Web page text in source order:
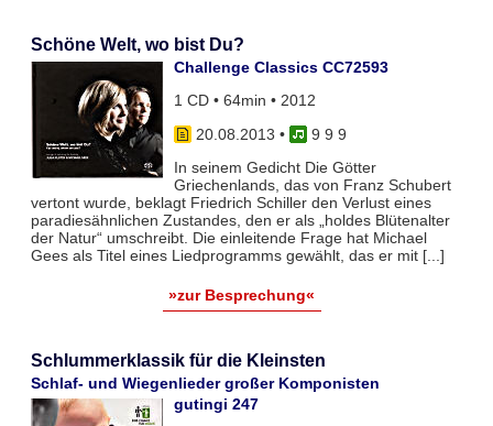
Schöne Welt, wo bist Du?
Challenge Classics CC72593
1 CD • 64min • 2012
20.08.2013 •
9 9 9
In seinem Gedicht Die Götter
Griechenlands, das von Franz Schubert
vertont wurde, beklagt Friedrich Schiller den Verlust eines
paradiesähnlichen Zustandes, den er als „holdes Blütenalter
der Natur“ umschreibt. Die einleitende Frage hat Michael
Gees als Titel eines Liedprogramms gewählt, das er mit [...]
»zur Besprechung«
Schlummerklassik für die Kleinsten
Schlaf- und Wiegenlieder großer Komponisten
gutingi 247